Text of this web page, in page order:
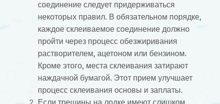
соединение следует придерживаться
некоторых правил. В обязательном порядке,
каждое склеиваемое соединение должно
пройти через процесс обезжиривания
растворителем, ацетоном или бензином.
Кроме этого, места склеивания затирают
наждачной бумагой. Этот прием улучшает
процесс склеивания основы и заплаты.